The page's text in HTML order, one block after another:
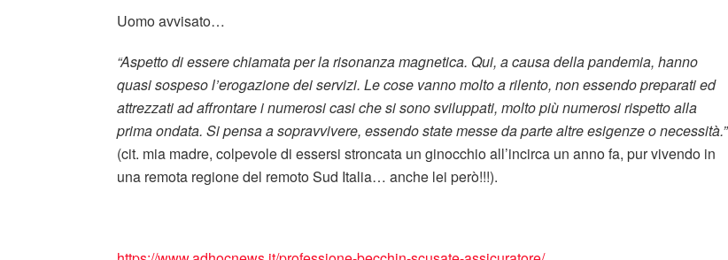
Uomo avvisato…
“Aspetto di essere chiamata per la risonanza magnetica. Qui, a causa della pandemia, hanno
quasi sospeso l’erogazione dei servizi. Le cose vanno molto a rilento, non essendo preparati ed
attrezzati ad affrontare i numerosi casi che si sono sviluppati, molto più numerosi rispetto alla
prima ondata. Si pensa a sopravvivere, essendo state messe da parte altre esigenze o necessità.”
(cit. mia madre, colpevole di essersi stroncata un ginocchio all’incirca un anno fa, pur vivendo in
una remota regione del remoto Sud Italia… anche lei però!!!).